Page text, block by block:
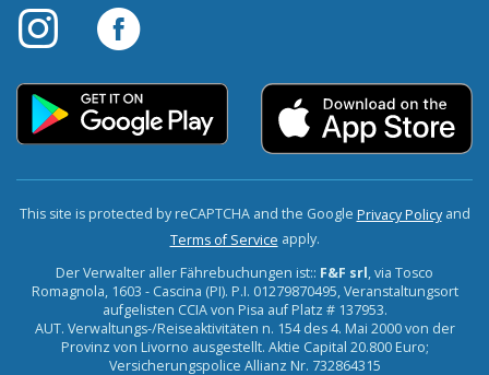
This site is protected by reCAPTCHA and the Google Privacy Policyand
Terms of Service apply.
Der Verwalter aller Fährebuchungen ist:: F&F srl, via Tosco
Romagnola, 1603 - Cascina (PI). P.I. 01279870495, Veranstaltungsort
aufgelisten CCIA von Pisa auf Platz # 137953.
AUT. Verwaltungs-/Reiseaktivitäten n. 154 des 4. Mai 2000 von der
Provinz von Livorno ausgestellt. Aktie Capital 20.800 Euro;
Versicherungspolice Allianz Nr. 732864315